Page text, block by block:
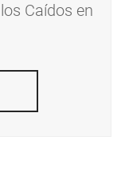
Caídos en